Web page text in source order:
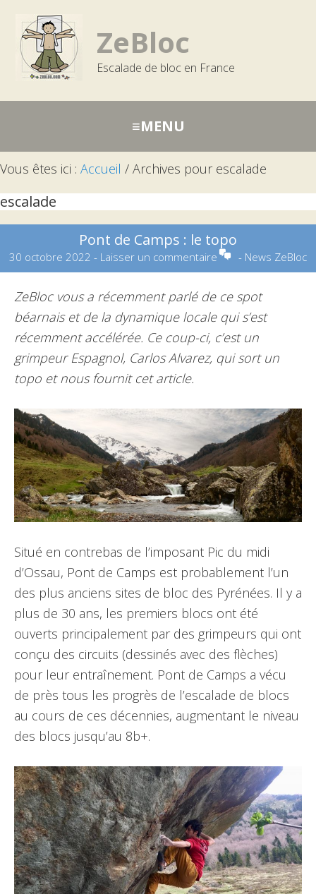
navigation
contenu
barre
ZeBloc
Escalade de bloc en France
Vous êtes ici : Accueil / Archives pour escalade
escalade
Pont de Camps : le topo
30 octobre 2022 - Laisser un commentaire - News ZeBloc
ZeBloc vous a récemment parlé de ce spot
béarnais et de la dynamique locale qui s’est
récemment accélérée. Ce coup-ci, c’est un
grimpeur Espagnol, Carlos Alvarez, qui sort un
topo et nous fournit cet article.
Situé en contrebas de l’imposant Pic du midi
d’Ossau, Pont de Camps est probablement l’un
des plus anciens sites de bloc des Pyrénées. Il y a
plus de 30 ans, les premiers blocs ont été
ouverts principalement par des grimpeurs qui ont
conçu des circuits (dessinés avec des flèches)
pour leur entraînement. Pont de Camps a vécu
de près tous les progrès de l’escalade de blocs
au cours de ces décennies, augmentant le niveau
des blocs jusqu’au 8b+.